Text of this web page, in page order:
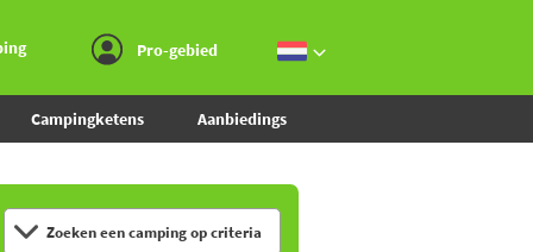
Pro-gebied
Campingketens Aanbiedings
Zoeken een camping op criteria